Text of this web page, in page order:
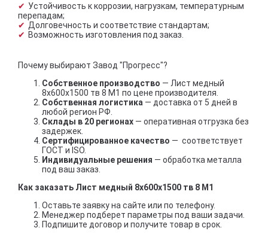
Устойчивость к коррозии, нагрузкам, температурным
перепадам;
Долговечность и соответствие стандартам;
Возможность изготовления под заказ.
Почему выбирают Завод "Прогресс"?
Собственное производство — Лист медный
8х600х1500 тв 8 М1 по цене производителя.
Собственная логистика — доставка от 5 дней в
любой регион РФ.
Склады в 20 регионах — оперативная отгрузка без
задержек.
Сертифицированное качество — соответствует
ГОСТ и ISO.
Индивидуальные решения — обработка металла
под ваш заказ.
Как заказать Лист медный 8х600х1500 тв 8 М1
Оставьте заявку на сайте или по телефону.
Менеджер подберет параметры под ваши задачи.
Подпишите договор и получите товар в срок.